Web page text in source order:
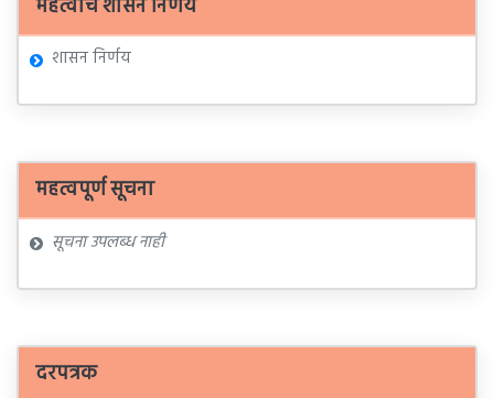
महत्वाचे शासन निर्णय
शासन निर्णय
महत्वपूर्ण सूचना
सूचना उपलब्ध नाही
दरपत्रक